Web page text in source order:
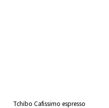
Tchibo Cafissimo espresso